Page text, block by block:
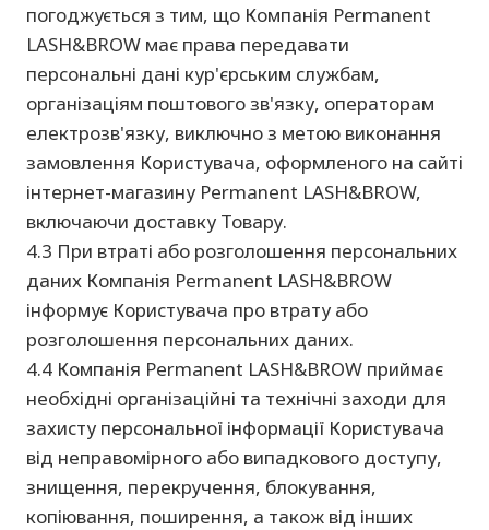
погоджується з тим, що Компанія Permanent
LASH&BROW має права передавати
персональні дані кур'єрським службам,
організаціям поштового зв'язку, операторам
електрозв'язку, виключно з метою виконання
замовлення Користувача, оформленого на сайті
інтернет-магазину Permanent LASH&BROW,
включаючи доставку Товару.
4.3 При втраті або розголошення персональних
даних Компанія Permanent LASH&BROW
інформує Користувача про втрату або
розголошення персональних даних.
4.4 Компанія Permanent LASH&BROW приймає
необхідні організаційні та технічні заходи для
захисту персональної інформації Користувача
від неправомірного або випадкового доступу,
знищення, перекручення, блокування,
копіювання, поширення, а також від інших